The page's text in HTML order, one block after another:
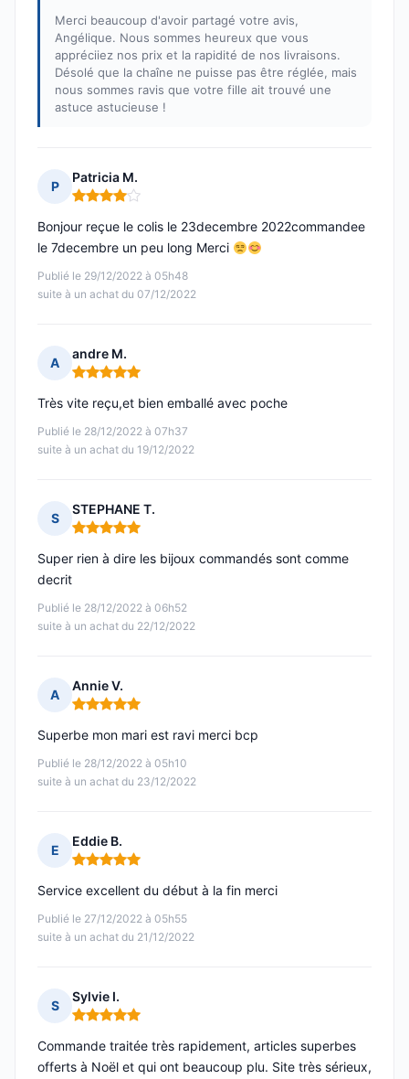
Merci beaucoup d'avoir partagé votre avis,
Angélique. Nous sommes heureux que vous
appréciiez nos prix et la rapidité de nos livraisons.
Désolé que la chaîne ne puisse pas être réglée, mais
nous sommes ravis que votre fille ait trouvé une
astuce astucieuse !
P
Patricia M.
Note : 4 sur 5
Publié le 29/12/2022 à 05h48
suite à un achat du 07/12/2022
Bonjour reçue le colis le 23decembre 2022commandee
le 7decembre un peu long Merci
A
andre M.
Note : 5 sur 5
Publié le 28/12/2022 à 07h37
suite à un achat du 19/12/2022
Très vite reçu,et bien emballé avec poche
S
STEPHANE T.
Note : 5 sur 5
Publié le 28/12/2022 à 06h52
suite à un achat du 22/12/2022
Super rien à dire les bijoux commandés sont comme
decrit
A
Annie V.
Note : 5 sur 5
Publié le 28/12/2022 à 05h10
suite à un achat du 23/12/2022
Superbe mon mari est ravi merci bcp
E
Eddie B.
Note : 5 sur 5
Publié le 27/12/2022 à 05h55
suite à un achat du 21/12/2022
Service excellent du début à la fin merci
S
Sylvie I.
Note : 5 sur 5
Commande traitée très rapidement, articles superbes
offerts à Noël et qui ont beaucoup plu. Site très sérieux,